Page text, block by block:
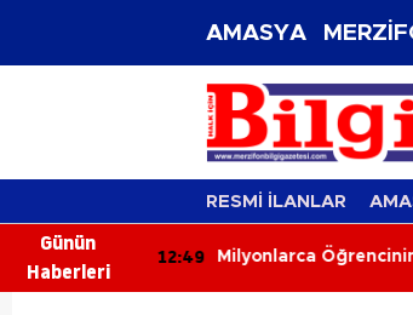
AMASYA
RESMİ İLANLAR
Günün
Haberleri
12:49
Milyonlarca